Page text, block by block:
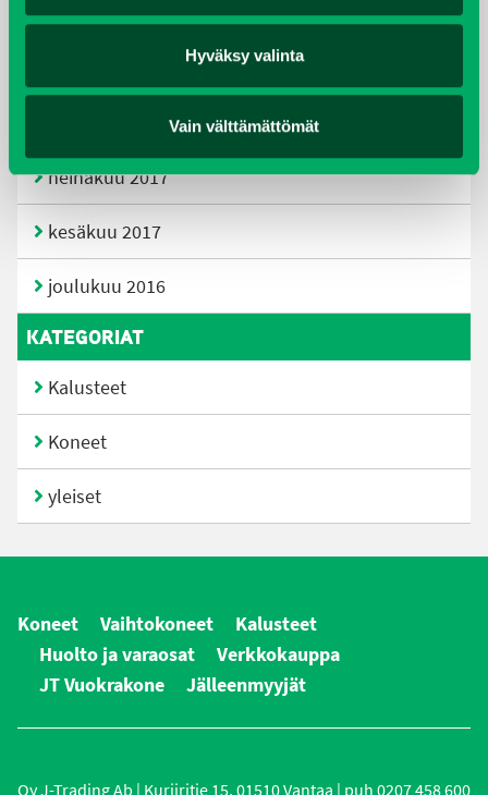
Hyväksy valinta
Vain välttämättömät
elokuu 2018
heinäkuu 2017
kesäkuu 2017
joulukuu 2016
KATEGORIAT
Kalusteet
Koneet
yleiset
Koneet Vaihtokoneet
Kalusteet
Huolto ja varaosat
Verkkokauppa
JT Vuokrakone
Jälleenmyyjät
Oy J-Trading Ab | Kuriiritie 15, 01510 Vantaa | puh 0207 458 600